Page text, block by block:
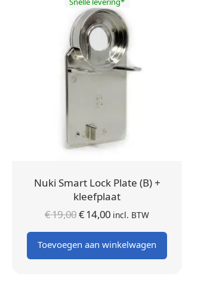
Nuki Smart Lock Plate (B) +
kleefplaat
€19,00Oorspronkelijke
prijs was:
€ 19,00.
€14,00 Huidige
prijs is:
€ 14,00.
incl. BTW
Toevoegen aan winkelwagen